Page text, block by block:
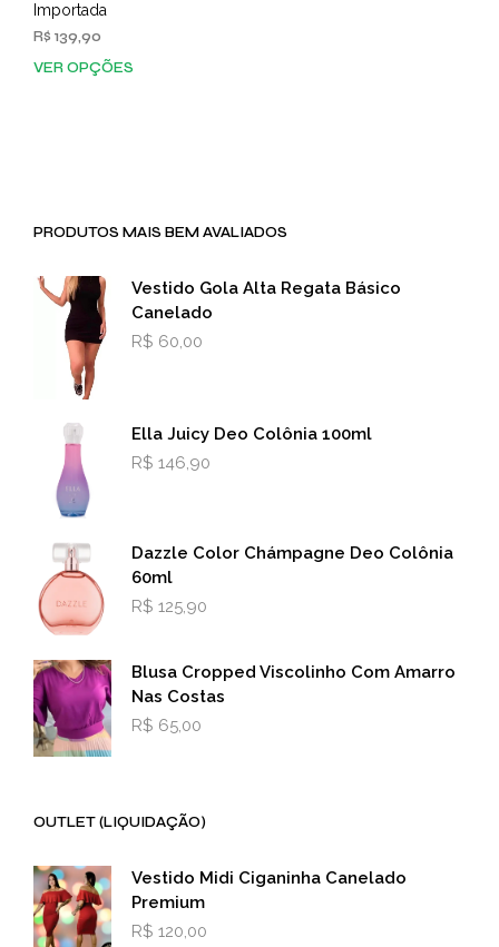
Importada
R$ 139,90
VER OPÇÕES
podem
escolhidas
PRODUTOS MAIS BEM AVALIADOS
Vestido Gola Alta Regata Básico
Canelado
R$ 60,00
Ella Juicy Deo Colônia 100ml
R$ 146,90
Dazzle Color Chámpagne Deo Colônia
60ml
R$ 125,90
Blusa Cropped Viscolinho Com Amarro
Nas Costas
R$ 65,00
OUTLET (LIQUIDAÇÃO)
Vestido Midi Ciganinha Canelado
Premium
R$ 120,00